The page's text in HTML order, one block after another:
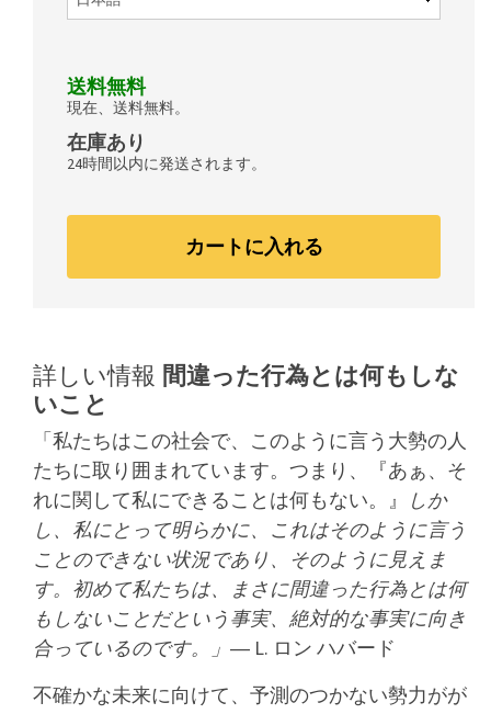
送料無料
現在、送料無料。
在庫あり
24時間以内に発送されます。
カートに入れる
詳しい情報 間違った行為とは何もしな
いこと
「私たちはこの社会で、このように言う大勢の人
たちに取り囲まれています。つまり、『あぁ、そ
れに関して私にできることは何もない。』 しか
し、私にとって明らかに、これはそのように言う
ことのできない状況であり、そのように見えま
す。初めて私たちは、まさに間違った行為とは何
もしないことだという事実、絶対的な事実に向き
合っているのです。」 ― L. ロン ハバード
不確かな未来に向けて、予測のつかない勢力がが